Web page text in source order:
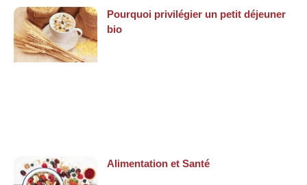
Pourquoi privilégier un petit déjeuner
bio
Alimentation et Santé